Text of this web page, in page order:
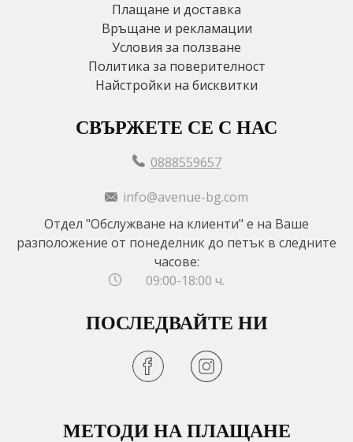
Плащане и доставка
Връщане и рекламации
Условия за ползване
Политика за поверителност
Найстройки на бисквитки
СВЪРЖЕТЕ СЕ С НАС
0888559657
info@avenue-bg.com
Отдел "Обслужване на клиенти" е на Ваше
разположение от понеделник до петък в следните
часове:
09:00-18:00 ч.
ПОСЛЕДВАЙТЕ НИ
МЕТОДИ НА ПЛАЩАНЕ